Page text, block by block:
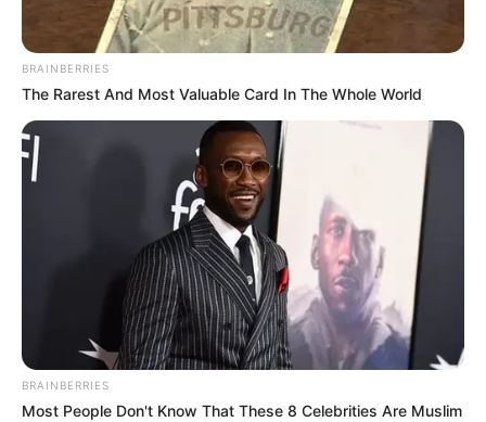
BRAINBERRIES
The Rarest And Most Valuable Card In The Whole World
BRAINBERRIES
Most People Don't Know That These 8 Celebrities Are Muslim